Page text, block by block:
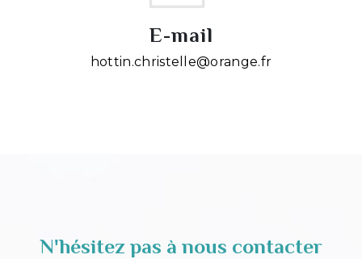
E-mail
hottin.christelle@orange.fr
N'hésitez pas à nous contacter